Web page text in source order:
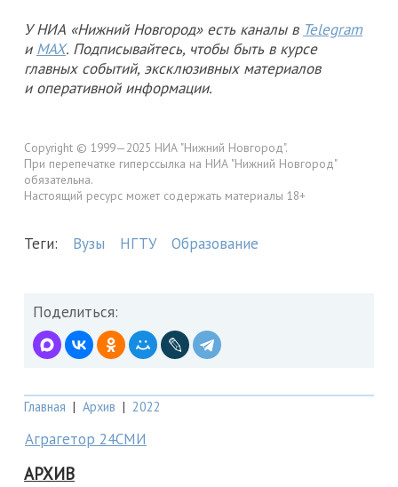
У НИА «Нижний Новгород» есть каналы в Telegram
и MAX. Подписывайтесь, чтобы быть в курсе
главных событий, эксклюзивных материалов
и оперативной информации.
Copyright © 1999—2025 НИА "Нижний Новгород".
При перепечатке гиперссылка на НИА "Нижний Новгород"
обязательна.
Настоящий ресурс может содержать материалы 18+
Теги: Вузы НГТУ Образование
Поделиться:
Главная | Архив | 2022
Аграгетор 24СМИ
АРХИВ